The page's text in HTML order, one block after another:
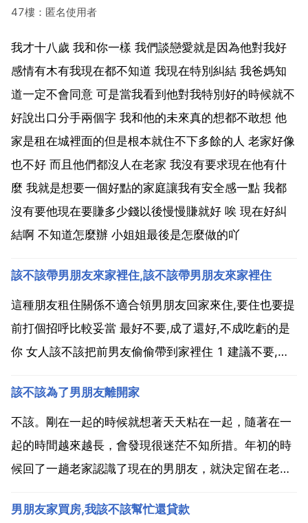
47樓：匿名使用者
我才十八歲 我和你一樣 我們談戀愛就是因為他對我好
感情有木有我現在都不知道 我現在特別糾結 我爸媽知
道一定不會同意 可是當我看到他對我特別好的時候就不
好說出口分手兩個字 我和他的未來真的想都不敢想 他
家是租在城裡面的但是根本就住不下多餘的人 老家好像
也不好 而且他們都沒人在老家 我沒有要求現在他有什
麼 我就是想要一個好點的家庭讓我有安全感一點 我都
沒有要他現在要賺多少錢以後慢慢賺就好 唉 現在好糾
結啊 不知道怎麼辦 小姐姐最後是怎麼做的吖
該不該帶男朋友來家裡住,該不該帶男朋友來家裡住
這種朋友租住關係不適合領男朋友回家來住,要住也要提
前打個招呼比較妥當 最好不要,成了還好,不成吃虧的是
你 女人該不該把前男友偷偷帶到家裡住 1 建議不要,也
的的話就帶,3如果他有困難,給點經濟救助就好了,但不
應該過多,男人就應該有生存能力 女人...
該不該為了男朋友離開家
不該。剛在一起的時候就想著天天粘在一起，隨著在一
起的時間越來越長，會發現很迷茫不知所措。年初的時
候回了一趟老家認識了現在的男朋友，就決定留在老家
還是生活環境真的很不適應。經過兩個月找工作的日子
男朋友家買房,我該不該幫忙還貸款